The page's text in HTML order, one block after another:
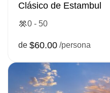
Clásico de Estambul
0 - 50
de $60.00 /persona